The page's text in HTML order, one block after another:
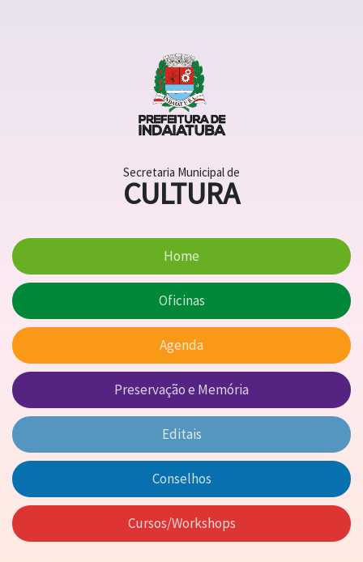
Secretaria Municipal de
CULTURA
Home
Oficinas
Agenda
Preservação e Memória
Editais
Conselhos
Cursos/Workshops